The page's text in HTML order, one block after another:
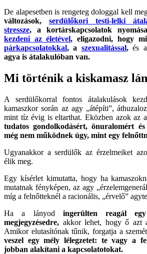
De alapesetben is rengeteg dologgal kell
változások, serdülőkori testi-lelki
stressze, a kortárskapcsolatok
kezdeni az életével, eligazodni, hogy
párkapcsolatokkal, a szexualitással,és
agya is átalakulóban van.
Mi történik a kiskamasz
A serdülőkorral fontos átalakulások
kamaszkor során az agy „átépíti”,
mint tíz évig is eltarthat. Eközben azok az
tudatos gondolkodásért, önuralomért
még nem működnek úgy, mint egy
Ugyanakkor a serdülők az érzelmeiket
élik meg.
Egy kísérlet kimutatta, hogy ha
mutatnak fényképen, az agy
míg a felnőtteknél a racionális, „érvelő”
Ha a lányod ingerülten reagál
megjegyzésedre, akkor lehet, hogy ő azt
Amikor elutasítónak tűnik, forgatja a
veszel egy mély lélegzetet: te vagy a
jobban alakítani a kapcsolatotokat.